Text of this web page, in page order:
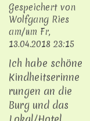
Gespeichert von
Wolfgang Ries
am/um Fr,
13.04.2018 23:15
Ich habe schöne
Kindheitserinne
rungen an die
Burg und das